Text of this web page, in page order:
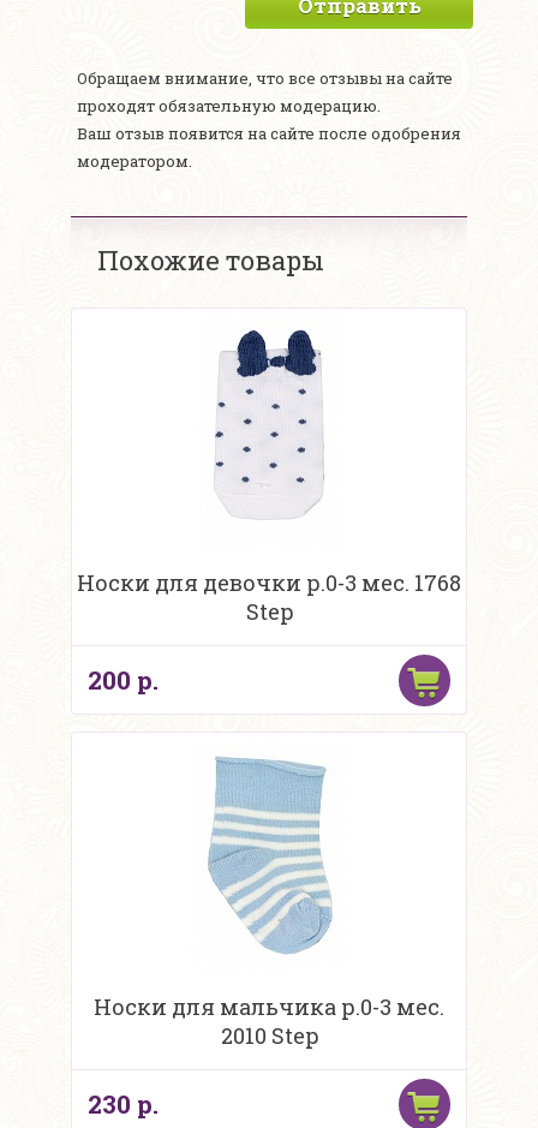
Отправить
Обращаем внимание, что все отзывы на сайте
проходят обязательную модерацию.
Ваш отзыв появится на сайте после одобрения
модератором.
Похожие товары
Носки для девочки р.0-3 мес. 1768
Step
200 р.
Носки для мальчика р.0-3 мес.
2010 Step
230 р.